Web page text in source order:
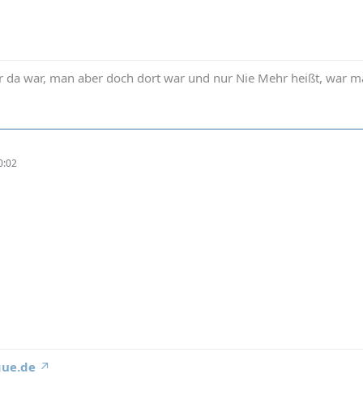
da war, man aber doch dort war und nur Nie Mehr heißt, war